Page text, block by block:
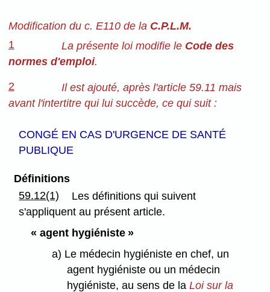
Modification du c. E110 de la C.P.L.M.
1
La présente loi modifie le Code des
normes d'emploi.
2
Il est ajouté, après l'article 59.11 mais
avant l'intertitre qui lui succède, ce qui suit :
CONGÉ EN CAS D'URGENCE DE SANTÉ
PUBLIQUE
Définitions
59.12(1)
Les définitions qui suivent
s'appliquent au présent article.
« agent hygiéniste »
a) Le médecin hygiéniste en chef, un
agent hygiéniste ou un médecin
hygiéniste, au sens de la Loi sur la